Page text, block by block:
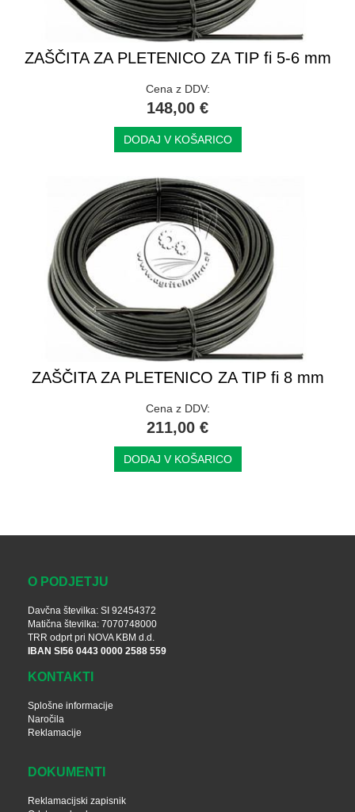
ZAŠČITA ZA PLETENICO ZA TIP fi 5-6 mm
Cena z DDV:
148,00 €
DODAJ V KOŠARICO
ZAŠČITA ZA PLETENICO ZA TIP fi 8 mm
Cena z DDV:
211,00 €
DODAJ V KOŠARICO
O PODJETJU
Davčna številka: SI 92454372
Matična številka: 7070748000
TRR odprt pri NOVA KBM d.d.
IBAN SI56 0443 0000 2588 559
KONTAKTI
Splošne informacije
Naročila
Reklamacije
DOKUMENTI
Reklamacijski zapisnik